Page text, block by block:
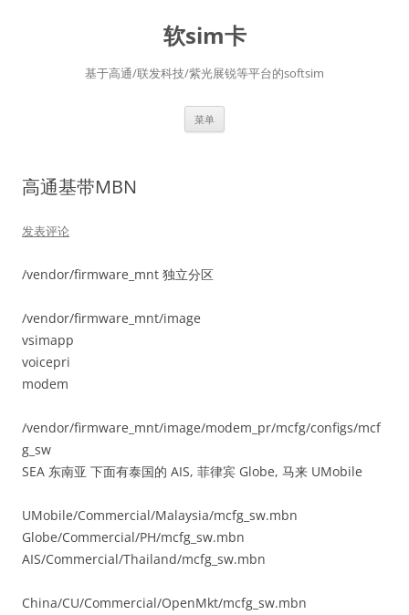
软sim卡
基于高通/联发科技/紫光展锐等平台的softsim
菜单
高通基带MBN
发表评论
/vendor/firmware_mnt 独立分区
/vendor/firmware_mnt/image
vsimapp
voicepri
modem
/vendor/firmware_mnt/image/modem_pr/mcfg/configs/mcf
g_sw
SEA 东南亚 下面有泰国的 AIS, 菲律宾 Globe, 马来 UMobile
UMobile/Commercial/Malaysia/mcfg_sw.mbn
Globe/Commercial/PH/mcfg_sw.mbn
AIS/Commercial/Thailand/mcfg_sw.mbn
China/CU/Commercial/OpenMkt/mcfg_sw.mbn